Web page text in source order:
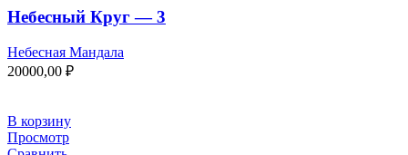
Небесный Круг — 3
Небесная Мандала
20000,00 ₽
В корзину
Просмотр